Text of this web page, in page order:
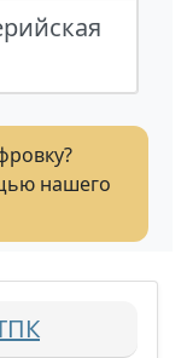
нашего